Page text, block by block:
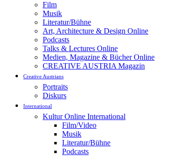
Film
Musik
Literatur/Bühne
Art, Architecture & Design Online
Podcasts
Talks & Lectures Online
Medien, Magazine & Bücher Online
CREATIVE AUSTRIA Magazin
Creative Austrians
Portraits
Diskurs
International
Kultur Online International
Film/Video
Musik
Literatur/Bühne
Podcasts